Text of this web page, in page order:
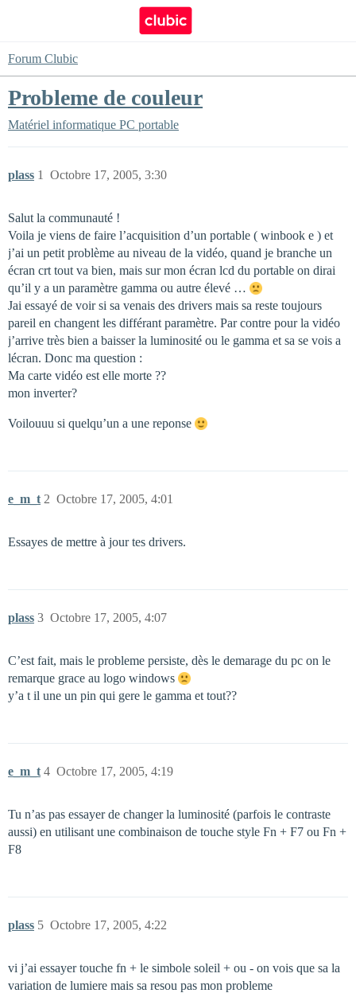
Forum Clubic
Probleme de couleur
Matériel informatique PC portable
plass Octobre 17, 2005, 3:30
1
Salut la communauté !
Voila je viens de faire l’acquisition d’un portable ( winbook e ) et
j’ai un petit problème au niveau de la vidéo, quand je branche un
écran crt tout va bien, mais sur mon écran lcd du portable on dirai
qu’il y a un paramètre gamma ou autre élevé …
Jai essayé de voir si sa venais des drivers mais sa reste toujours
pareil en changent les différant paramètre. Par contre pour la vidéo
j’arrive très bien a baisser la luminosité ou le gamma et sa se vois a
lécran. Donc ma question :
Ma carte vidéo est elle morte ??
mon inverter?
Voilouuu si quelqu’un a une reponse
e_m_t Octobre 17, 2005, 4:01
2
Essayes de mettre à jour tes drivers.
plass Octobre 17, 2005, 4:07
3
C’est fait, mais le probleme persiste, dès le demarage du pc on le
remarque grace au logo windows
y’a t il une un pin qui gere le gamma et tout??
e_m_t Octobre 17, 2005, 4:19
4
Tu n’as pas essayer de changer la luminosité (parfois le contraste
aussi) en utilisant une combinaison de touche style Fn + F7 ou Fn +
F8
plass Octobre 17, 2005, 4:22
5
vi j’ai essayer touche fn + le simbole soleil + ou - on vois que sa la
variation de lumiere mais sa resou pas mon probleme